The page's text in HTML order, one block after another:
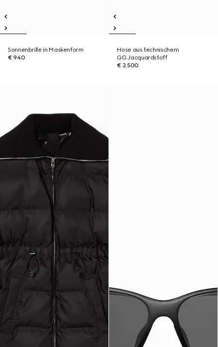
Sonnenbrille in Maskenform
€ 940
Hose aus technischem
GG Jacquardstoff
€ 2.500